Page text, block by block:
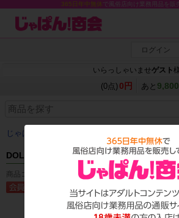
365日年中無休で風俗店向け業務用品を販
ログイン
いらっしゃいませ ゲスト
(0点) 0円 あと
じゃぱん商会
DOLCE.pink マイクロストライプビキニ
商品コード：A_0615